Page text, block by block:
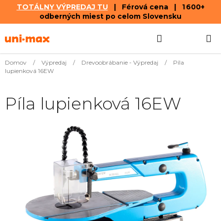
TOTÁLNY VÝPREDAJ TU | Férová cena | 1 600+
odberných miest po celom Slovensku
na
KOŠÍK
Domov / Výpredaj / Drevoobrábanie - Výpredaj /
Píla
lupienková 16EW
Píla lupienková 16EW